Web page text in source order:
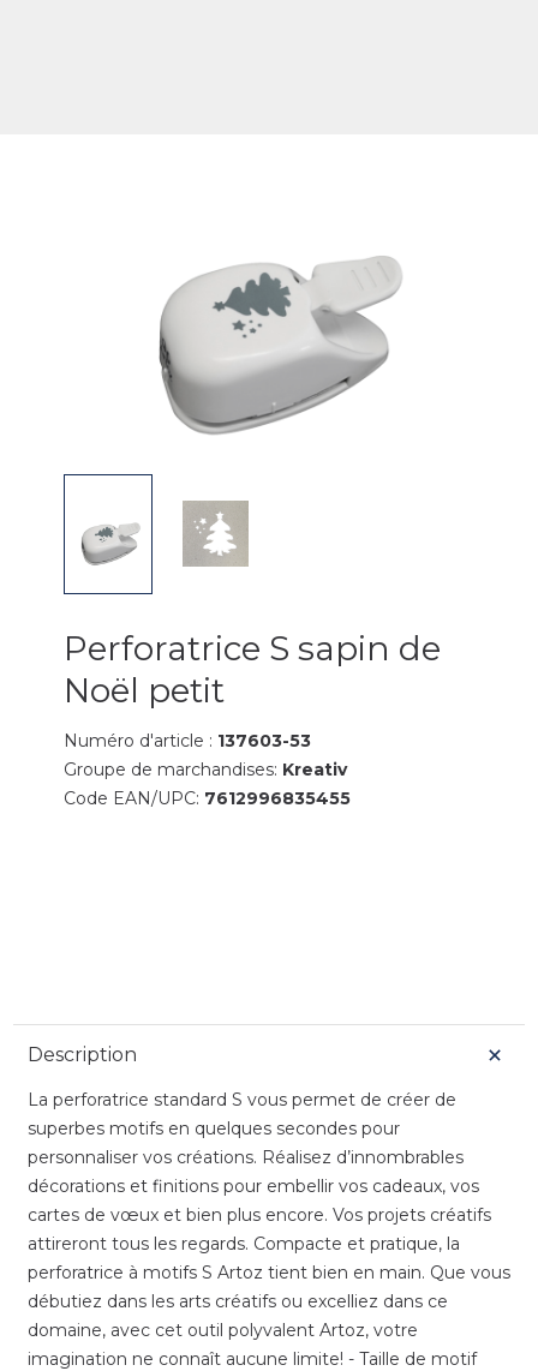
Perforatrice S sapin de
Noël petit
Numéro d'article : 137603-53
Groupe de marchandises: Kreativ
Code EAN/UPC: 7612996835455
Description
La perforatrice standard S vous permet de créer de
superbes motifs en quelques secondes pour
personnaliser vos créations. Réalisez d’innombrables
décorations et finitions pour embellir vos cadeaux, vos
cartes de vœux et bien plus encore. Vos projets créatifs
attireront tous les regards. Compacte et pratique, la
perforatrice à motifs S Artoz tient bien en main. Que vous
débutiez dans les arts créatifs ou excelliez dans ce
domaine, avec cet outil polyvalent Artoz, votre
imagination ne connaît aucune limite! - Taille de motif